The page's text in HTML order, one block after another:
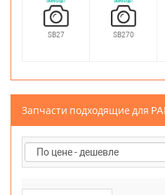
SB27 SB270
Запчасти подходящие для